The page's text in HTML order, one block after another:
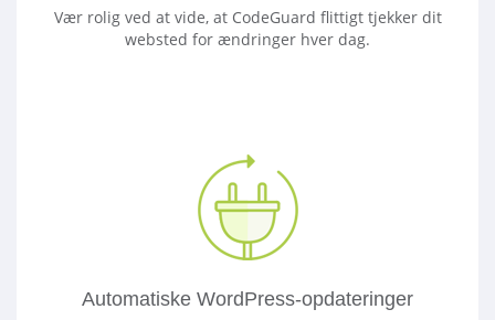
Vær rolig ved at vide, at CodeGuard flittigt tjekker dit
websted for ændringer hver dag.
Automatiske WordPress-opdateringer